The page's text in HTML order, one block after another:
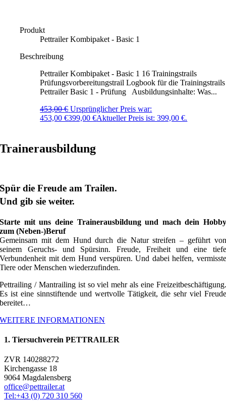
Produkt
Pettrailer Kombipaket - Basic 1
Beschreibung
Pettrailer Kombipaket - Basic 1 16 Trainingstrails
Prüfungsvorbereitungstrail Logbook für die Trainingstrails
Pettrailer Basic 1 - Prüfung Ausbildungsinhalte: Was...
453,00€ Ursprünglicher Preis war:
453,00 €399,00€Aktueller Preis ist: 399,00 €.
Trainerausbildung
Spür die Freude am Trailen.
Und gib sie weiter.
Starte mit uns deine Trainerausbildung und mach dein Hobby
zum (Neben-)Beruf
Gemeinsam mit dem Hund durch die Natur streifen – geführt von
seinem Geruchs- und Spürsinn. Freude, Freiheit und eine tiefe
Verbundenheit mit dem Hund verspüren. Und dabei helfen, vermisste
Tiere oder Menschen wiederzufinden.
Pettrailing / Mantrailing ist so viel mehr als eine Freizeitbeschäftigung.
Es ist eine sinnstiftende und wertvolle Tätigkeit, die sehr viel Freude
bereitet…
WEITERE INFORMATIONEN
1. Tiersuchverein PETTRAILER
ZVR 140288272
Kirchengasse 18
9064 Magdalensberg
office@pettrailer.at
Tel:+43 (0) 720 310 560